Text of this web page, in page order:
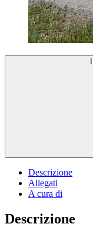
Descrizione
Allegati
A cura di
Descrizione